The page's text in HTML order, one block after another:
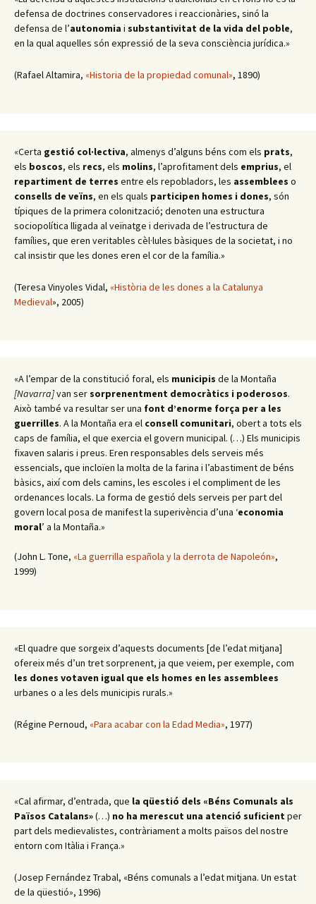
defensa de doctrines conservadores i reaccionàries, sinó la
defensa de l’autonomia i substantivitat de la vida del poble,
en la qual aquelles són expressió de la seva consciència jurídica.»
(Rafael Altamira, «Historia de la propiedad comunal», 1890)
«Certa gestió col·lectiva, almenys d’alguns béns com els prats,
els boscos, els recs, els molins, l’aprofitament dels emprius, el
repartiment de terres entre els repobladors, les assemblees o
consells de veïns, en els quals participen homes i dones, són
típiques de la primera colonització; denoten una estructura
sociopolítica lligada al veïnatge i derivada de l’estructura de
famílies, que eren veritables cèl·lules bàsiques de la societat, i no
cal insistir que les dones eren el cor de la família.»
(Teresa Vinyoles Vidal, «Història de les dones a la Catalunya
Medieval», 2005)
«A l’empar de la constitució foral, els municipis de la Montaña
[Navarra]van ser sorprenentment democràtics i poderosos.
Això també va resultar ser una font d’enorme força per a les
guerrilles. A la Montaña era el consell comunitari, obert a tots els
caps de família, el que exercia el govern municipal. (…) Els municipis
fixaven salaris i preus. Eren responsables dels serveis més
essencials, que incloïen la molta de la farina i l’abastiment de béns
bàsics, així com dels camins, les escoles i el compliment de les
ordenances locals. La forma de gestió dels serveis per part del
govern local posa de manifest la superivència d’una ‘economia
moral’ a la Montaña.»
(John L. Tone, «La guerrilla española y la derrota de Napoleón»,
1999)
«El quadre que sorgeix d’aquests documents [de l’edat mitjana]
ofereix més d’un tret sorprenent, ja que veiem, per exemple, com
les dones votaven igual que els homes en les assemblees
urbanes o a les dels municipis rurals.»
(Régine Pernoud, «Para acabar con la Edad Media», 1977)
«Cal afirmar, d’entrada, que la qüestió dels «Béns Comunals als
Països Catalans»(…) no ha merescut una atenció suficient per
part dels medievalistes, contràriament a molts països del nostre
entorn com Itàlia i França.»
(Josep Fernández Trabal, «Béns comunals a l’edat mitjana. Un estat
de la qüestió», 1996)